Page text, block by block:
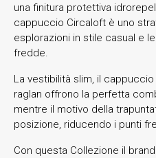
una finitura protettiva
cappuccio Circaloft è uno
esplorazioni in stile casual e
fredde.
La vestibilità slim, il
raglan offrono la perfetta
mentre il motivo della
posizione, riducendo i punti
Con questa Collezione il